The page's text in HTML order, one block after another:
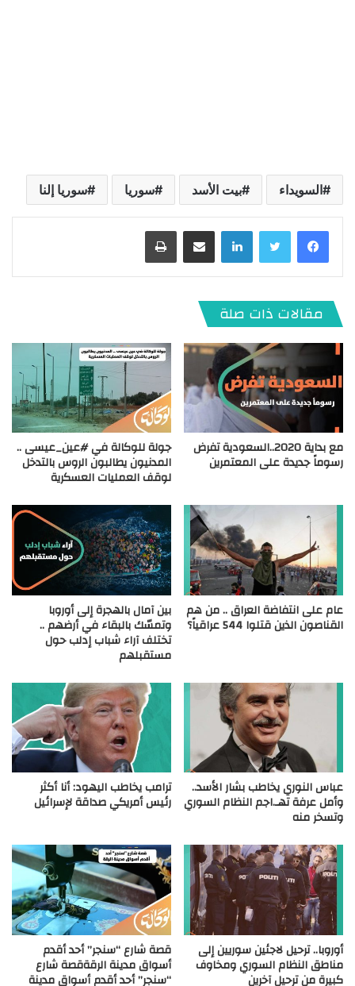
السويداء بيت الأسد سوريا سوريا إلنا
لينكدإن
مقالات ذات صلة
مع بداية 2020..السعودية تفرض
رسوماً جديدة على المعتمرين
جولة للوكالة في #عين_عيسى ..
المدنيون يطالبون الروس بالتدخل
لوقف العمليات العسكرية
عام على انتفاضة العراق .. من هم
القناصون الذين قتلوا 544 عراقياً؟
بين آمال بالهجرة إلى أوروبا
وتمسّك بالبقاء في أرضهم ..
تختلف آراء شباب إدلب حول
مستقبلهم
عباس النوري يخاطب بشار الأسد..
وأمل عرفة تهـ.اجم النظام السوري
وتسخر منه
ترامب يخاطب اليهود: أنا أكثر
رئيس أمريكي صداقة لإسرائيل
أوروبا.. ترحيل لاجئين سوريين إلى
مناطق النظام السوري ومخاوف
كبيرة من ترحيل آخرين
قصة شارع “سنجر” أحد أقدم
أسواق مدينة الرقةقصة شارع
“سنجر” أحد أقدم أسواق مدينة